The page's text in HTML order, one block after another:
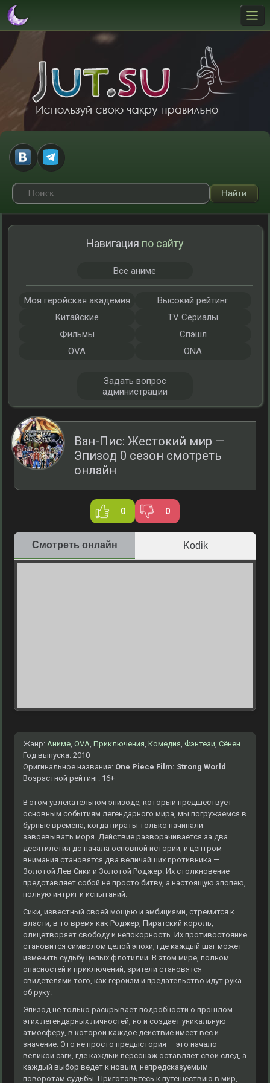
Ван-Пис: Жестокий мир —
Эпизод 0 сезон смотреть
онлайн
0 0
Смотреть онлайн Kodik
Жанр: Аниме, OVA, Приключения, Комедия, Фэнтези, Сёнен
Год выпуска: 2010
Оригинальное название: One Piece Film: Strong World
Возрастной рейтинг: 16+
В этом увлекательном эпизоде, который предшествует
основным событиям легендарного мира, мы погружаемся в
бурные времена, когда пираты только начинали
завоевывать моря. Действие разворачивается за два
десятилетия до начала основной истории, и центром
внимания становятся два величайших противника —
Золотой Лев Сики и Золотой Роджер. Их столкновение
представляет собой не просто битву, а настоящую эпопею,
полную интриг и испытаний.
Сики, известный своей мощью и амбициями, стремится к
власти, в то время как Роджер, Пиратский король,
олицетворяет свободу и непокорность. Их противостояние
становится символом целой эпохи, где каждый шаг может
изменить судьбу целых флотилий. В этом мире, полном
опасностей и приключений, зрители становятся
свидетелями того, как героизм и предательство идут рука
об руку.
Эпизод не только раскрывает подробности о прошлом
этих легендарных личностей, но и создает уникальную
атмосферу, в которой каждое действие имеет вес и
значение. Это не просто предыстория — это начало
великой саги, где каждый персонаж оставляет свой след, а
каждый выбор ведет к новым, непредсказуемым
поворотам судьбы. Приготовьтесь к путешествию в мир,
Навигация по сайту
Все аниме
Моя геройская академия
Высокий рейтинг
Китайские
TV Сериалы
Фильмы
Спэшл
OVA
ONA
Задать вопрос
администрации